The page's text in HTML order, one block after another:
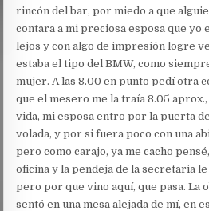
rincón del bar, por miedo a que
contara a mi preciosa esposa que yo
lejos y con algo de impresión logre
estaba el tipo del BMW, como
mujer. A las 8.00 en punto pedí otra
que el mesero me la traía 8.05
vida, mi esposa entro por la puerta
volada, y por si fuera poco con una
pero como carajo, ya me cacho
oficina y la pendeja de la secretaria le
pero por que vino aquí, que pasa. La
sentó en una mesa alejada de mí, en